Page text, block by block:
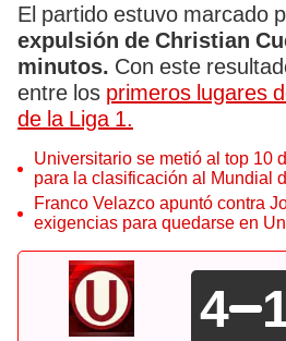
El partido estuvo marcado
expulsión de Christian
minutos. Con este
entre los primeros lugares
de la Liga 1.
Universitario se metió al top 10
para la clasificación al Mundial
Franco Velazco apuntó contra
exigencias para quedarse en
4